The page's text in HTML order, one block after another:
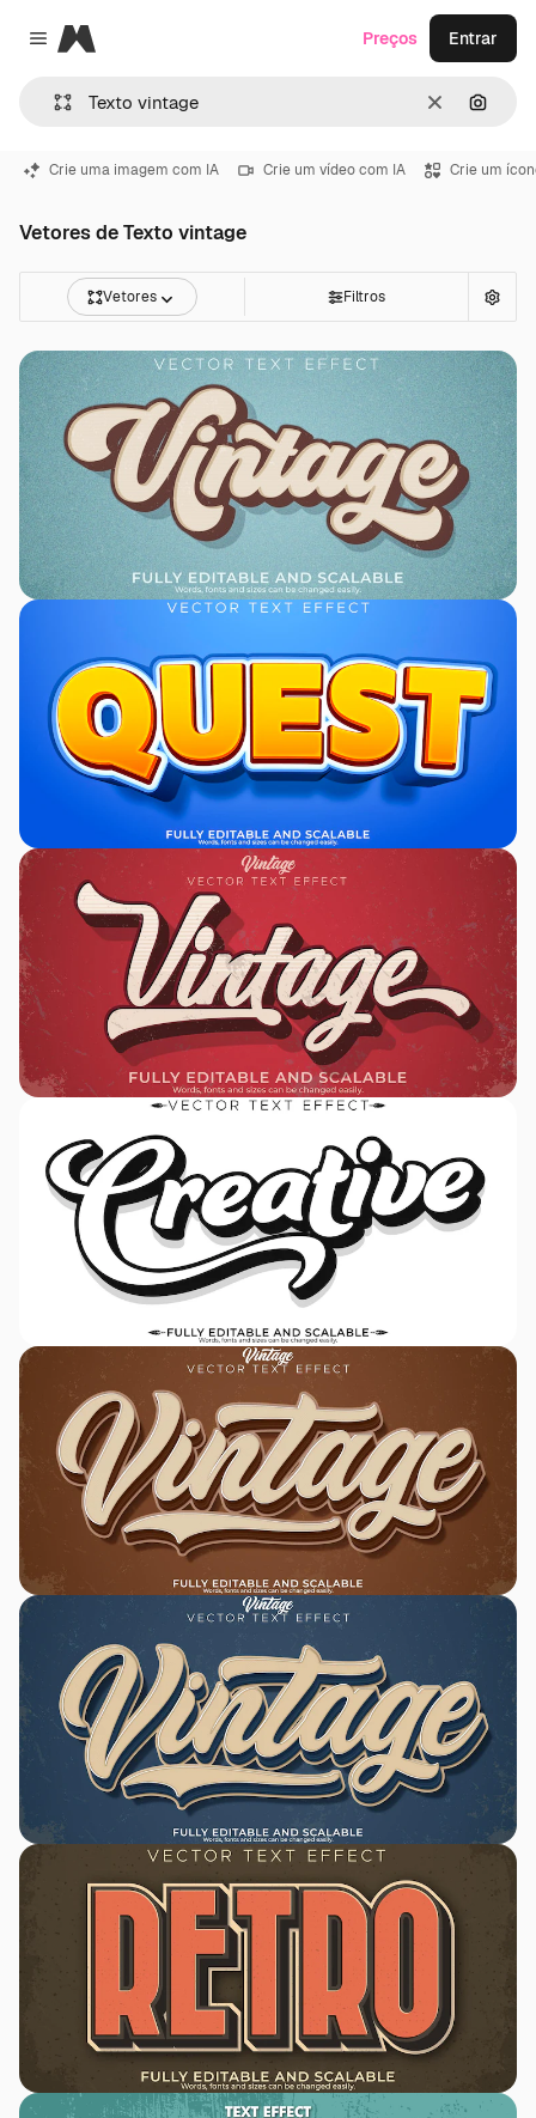
Close menu
Magnific
Limpar
Preços Entrar
Crie uma imagem com IA Crie um vídeo com IA Crie um
Vetores de Texto vintage
Vetores Filtros